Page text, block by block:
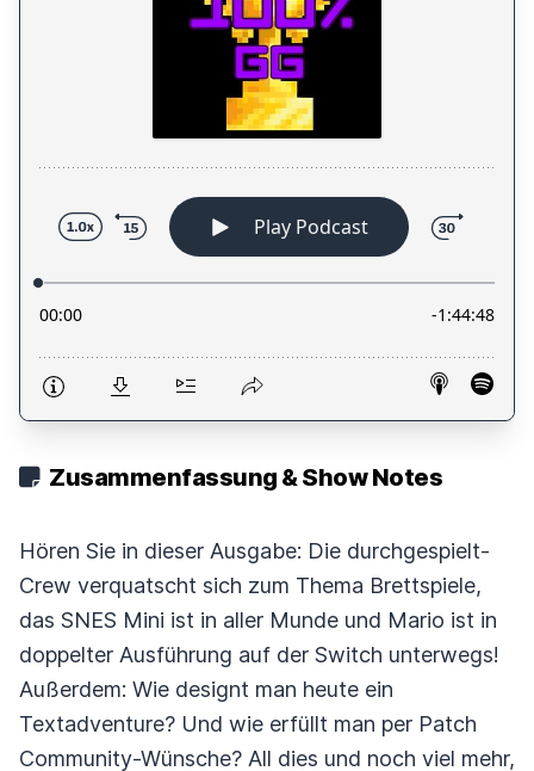
Zusammenfassung & Show Notes
Hören Sie in dieser Ausgabe: Die durchgespielt-
Crew verquatscht sich zum Thema Brettspiele,
das SNES Mini ist in aller Munde und Mario ist in
doppelter Ausführung auf der Switch unterwegs!
Außerdem: Wie designt man heute ein
Textadventure? Und wie erfüllt man per Patch
Community-Wünsche? All dies und noch viel mehr,